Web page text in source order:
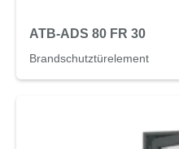
ATB-ADS 80 FR 30
Brandschutztürelement